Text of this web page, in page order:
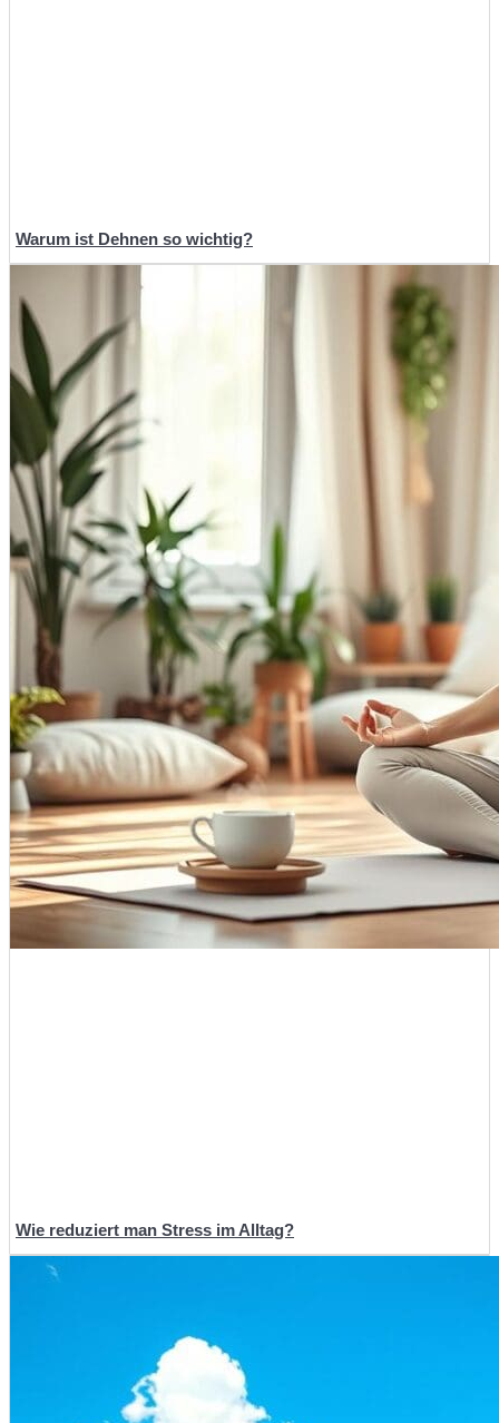
Warum ist Dehnen so wichtig?
Wie reduziert man Stress im Alltag?